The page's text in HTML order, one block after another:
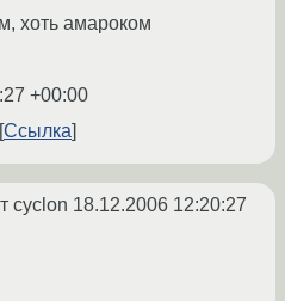
хоть амароком
+00:00
Ссылка
cyclon 18.12.2006 12:20:27